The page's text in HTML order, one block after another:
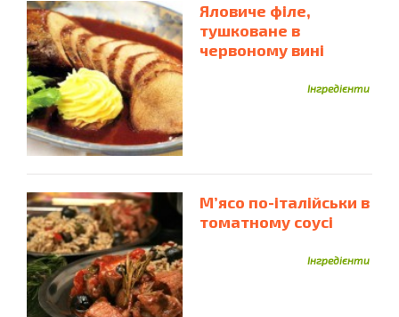
Яловиче філе,
тушковане в
червоному вині
Інгредієнти
М’ясо по-італійськи в
томатному соусі
Інгредієнти